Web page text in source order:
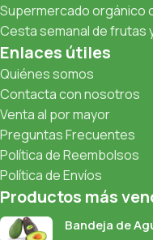
Supermercado orgánico
Cesta semanal de frutas
Enlaces útiles
Quiénes somos
Contacta con nosotros
Venta al por mayor
Preguntas Frecuentes
Política de Reembolsos
Política de Envíos
Productos más
Bandeja de